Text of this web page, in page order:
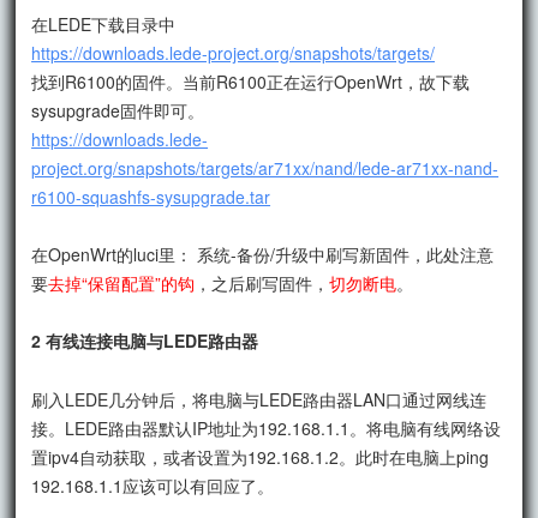
在LEDE下载目录中
https://downloads.lede-project.org/snapshots/targets/
找到R6100的固件。当前R6100正在运行OpenWrt，故下载
sysupgrade固件即可。
https://downloads.lede-
project.org/snapshots/targets/ar71xx/nand/lede-ar71xx-nand-
r6100-squashfs-sysupgrade.tar
在OpenWrt的luci里： 系统-备份/升级中刷写新固件，此处注意
要去掉“保留配置”的钩 ，之后刷写固件，切勿断电。
2 有线连接电脑与LEDE路由器
刷入LEDE几分钟后，将电脑与LEDE路由器LAN口通过网线连
接。LEDE路由器默认IP地址为192.168.1.1。将电脑有线网络设
置ipv4自动获取，或者设置为192.168.1.2。此时在电脑上ping
192.168.1.1应该可以有回应了。